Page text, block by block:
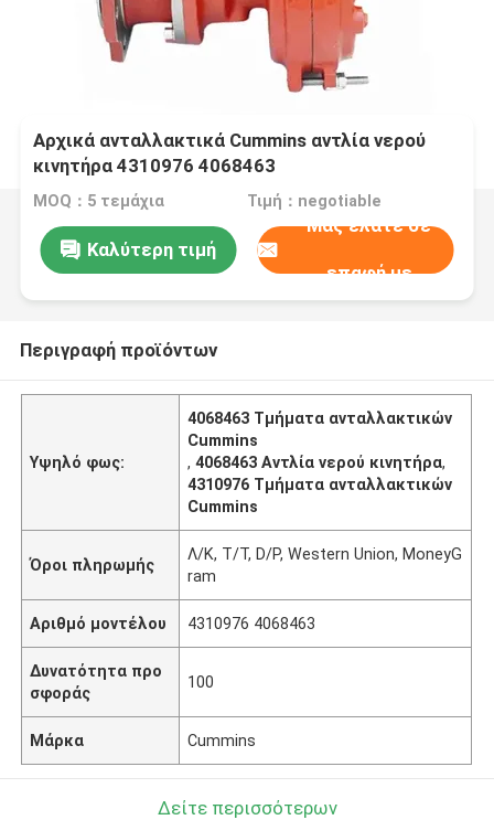
Αρχικά ανταλλακτικά Cummins αντλία νερού
κινητήρα 4310976 4068463
MOQ：5 τεμάχια Τιμή：negotiable
Καλύτερη τιμή
Μας ελάτε σε
επαφή με
Περιγραφή προϊόντων
Υψηλό φως:
4068463 Τμήματα ανταλλακτικών
Cummins
,4068463 Αντλία νερού κινητήρα,
4310976 Τμήματα ανταλλακτικών
Cummins
Όροι πληρωμής
Λ/Κ, T/T, D/P, Western Union, MoneyG
ram
Αριθμό μοντέλου 4310976 4068463
Δυνατότητα προ
σφοράς
100
Μάρκα Cummins
Δείτε περισσότερων